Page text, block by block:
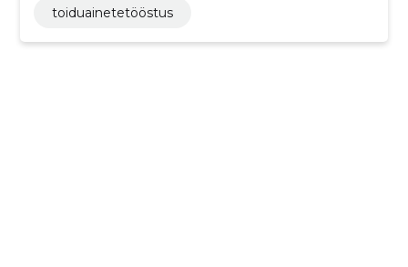
toiduainetetööstus